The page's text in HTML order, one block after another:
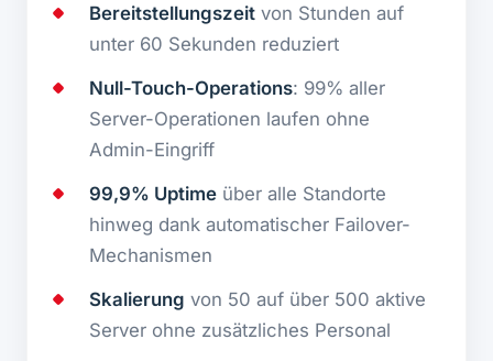
Bereitstellungszeit von Stunden auf
unter 60 Sekunden reduziert
Null-Touch-Operations: 99% aller
Server-Operationen laufen ohne
Admin-Eingriff
99,9% Uptime über alle Standorte
hinweg dank automatischer Failover-
Mechanismen
Skalierung von 50 auf über 500 aktive
Server ohne zusätzliches Personal